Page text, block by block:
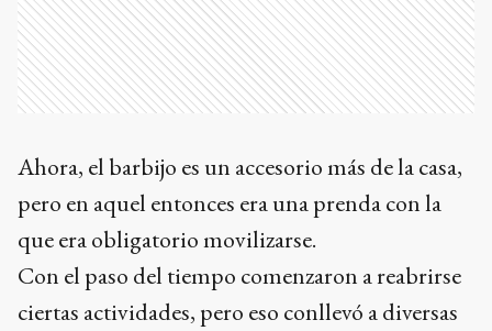
Ahora, el barbijo es un accesorio más de la casa,
pero en aquel entonces era una prenda con la
que era obligatorio movilizarse.
Con el paso del tiempo comenzaron a reabrirse
ciertas actividades, pero eso conllevó a diversas